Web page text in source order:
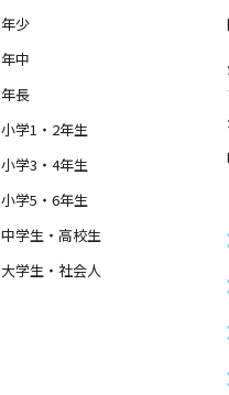
年少
年中
年長
小学1・2年生
小学3・4年生
小学5・6年生
中学生・高校生
大学生・社会人